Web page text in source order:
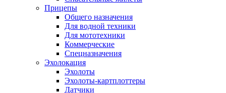
Прицепы
Общего назначения
Для водной техники
Для мототехники
Коммерческие
Спецназначения
Эхолокация
Эхолоты
Эхолоты-картплоттеры
Датчики